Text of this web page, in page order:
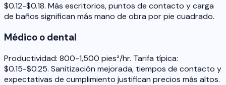
$0.12-$0.18. Más escritorios, puntos de contacto y carga
de baños significan más mano de obra por pie cuadrado.
Médico o dental
Productividad: 800-1,500 pies²/hr. Tarifa típica:
$0.15-$0.25. Sanitización mejorada, tiempos de contacto y
expectativas de cumplimiento justifican precios más altos.